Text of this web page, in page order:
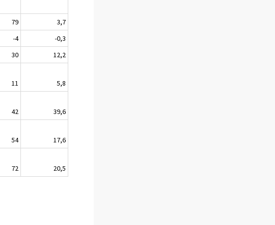
79
3,7
-4
-0,3
30
12,2
11
5,8
42
39,6
54
17,6
72 20,5